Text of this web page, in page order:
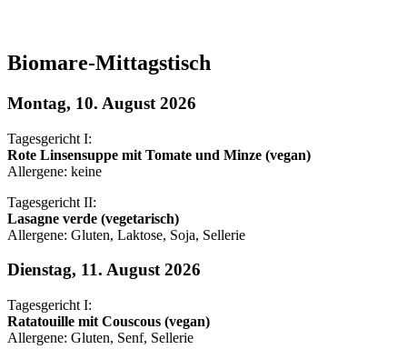
Biomare-Mittagstisch
Montag, 10. August 2026
Tagesgericht I:
Rote Linsensuppe mit Tomate und Minze (vegan)
Allergene: keine
Tagesgericht II:
Lasagne verde (vegetarisch)
Allergene: Gluten, Laktose, Soja, Sellerie
Dienstag, 11. August 2026
Tagesgericht I:
Ratatouille mit Couscous (vegan)
Allergene: Gluten, Senf, Sellerie